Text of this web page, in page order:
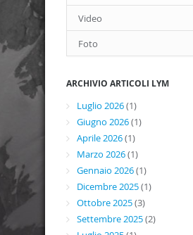
Video
Foto
ARCHIVIO ARTICOLI LYM
Luglio 2026(1)
Giugno 2026(1)
Aprile 2026(1)
Marzo 2026(1)
Gennaio 2026(1)
Dicembre 2025(1)
Ottobre 2025(3)
Settembre 2025(2)